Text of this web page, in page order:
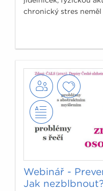
chronický stres neměl
Webinář -
Jak